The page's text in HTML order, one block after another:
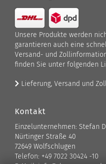
Unsere Produkte werden
garantieren auch eine
Versand- und
finden Sie unter folgenden
Lieferung, Versand und
Kontakt
Einzelunternehmen: Stefan
Nürtinger Straße 40
72649 Wolfschlugen
Telefon: +49 7022 30424 -10